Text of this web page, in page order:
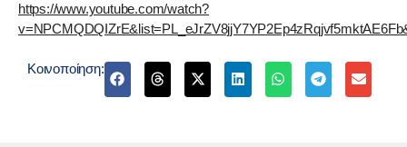
https://www.youtube.com/watch?
Κοινοποίηση: